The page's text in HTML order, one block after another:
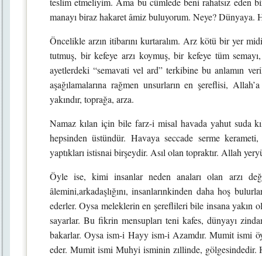
manayı biraz hakaret âmiz buluyorum. Neye? Dünyaya.
Öncelikle arzın itibarını kurtaralım. Arz kötü bir yer
tutmuş, bir kefeye arzı koymuş, bir kefeye tüm
ayetlerdeki “semavati vel ard” terkibine bu anlamın
aşağılamalarına rağmen unsurların en şereflisi,
yakındır, toprağa, arza.
Namaz kılan için bile farz-i misal havada yahut suda
hepsinden üstündür. Havaya seccade serme
yaptıkları istisnai birşeydir. Asıl olan topraktır. Allah
Öyle ise, kimi insanlar neden anaları olan arzı
âlemini,arkadaşlığını, insanlarınkinden daha hoş
ederler. Oysa meleklerin en şereflileri bile insana yakın
sayarlar. Bu fikrin mensupları teni kafes, dünyayı
bakarlar. Oysa ism-i Hayy ism-i Azamdır. Mumit ismi
eder. Mumit ismi Muhyi isminin zıllinde,